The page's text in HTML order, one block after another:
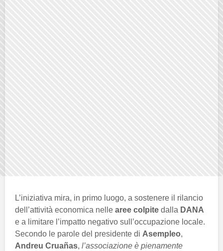
L’iniziativa mira, in primo luogo, a sostenere il rilancio
dell’attività economica nelle aree colpite dalla DANA
e a limitare l’impatto negativo sull’occupazione locale.
Secondo le parole del presidente di Asempleo,
Andreu Cruañas, l’associazione è pienamente